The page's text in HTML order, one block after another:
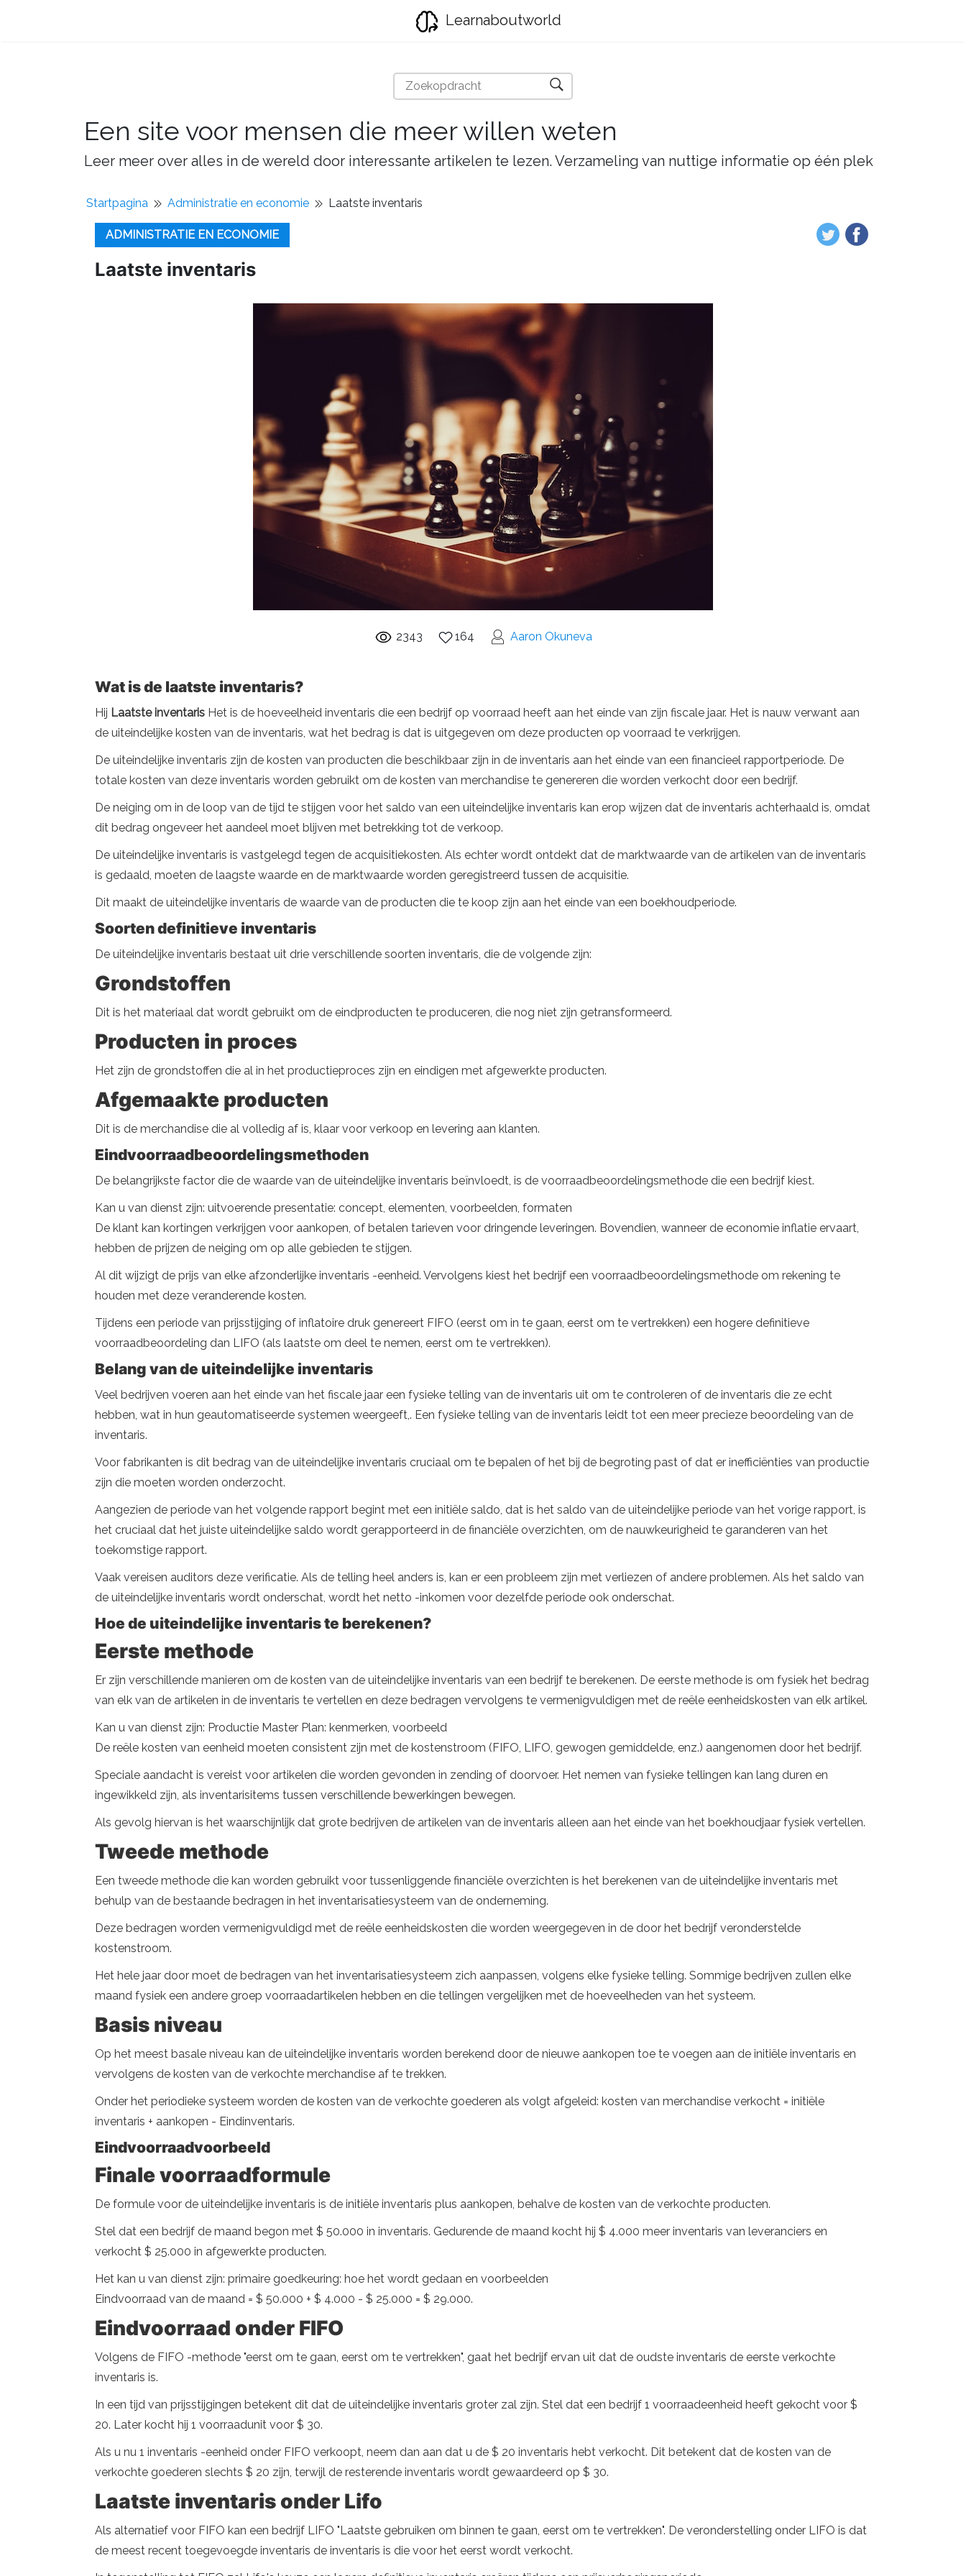
Learnaboutworld
Een site voor mensen die meer willen weten
Leer meer over alles in de wereld door interessante artikelen te lezen. Verzameling van nuttige informatie op één plek
Startpagina Administratie en economie Laatste inventaris
ADMINISTRATIE EN ECONOMIE
Laatste inventaris
2343 164 Aaron Okuneva
Wat is de laatste inventaris?
Hij Laatste inventaris Het is de hoeveelheid inventaris die een bedrijf op voorraad heeft aan het einde van zijn fiscale jaar. Het is nauw verwant aan
de uiteindelijke kosten van de inventaris, wat het bedrag is dat is uitgegeven om deze producten op voorraad te verkrijgen.
De uiteindelijke inventaris zijn de kosten van producten die beschikbaar zijn in de inventaris aan het einde van een financieel rapportperiode. De
totale kosten van deze inventaris worden gebruikt om de kosten van merchandise te genereren die worden verkocht door een bedrijf.
De neiging om in de loop van de tijd te stijgen voor het saldo van een uiteindelijke inventaris kan erop wijzen dat de inventaris achterhaald is, omdat
dit bedrag ongeveer het aandeel moet blijven met betrekking tot de verkoop.
De uiteindelijke inventaris is vastgelegd tegen de acquisitiekosten. Als echter wordt ontdekt dat de marktwaarde van de artikelen van de inventaris
is gedaald, moeten de laagste waarde en de marktwaarde worden geregistreerd tussen de acquisitie.
Dit maakt de uiteindelijke inventaris de waarde van de producten die te koop zijn aan het einde van een boekhoudperiode.
Soorten definitieve inventaris
De uiteindelijke inventaris bestaat uit drie verschillende soorten inventaris, die de volgende zijn:
Grondstoffen
Dit is het materiaal dat wordt gebruikt om de eindproducten te produceren, die nog niet zijn getransformeerd.
Producten in proces
Het zijn de grondstoffen die al in het productieproces zijn en eindigen met afgewerkte producten.
Afgemaakte producten
Dit is de merchandise die al volledig af is, klaar voor verkoop en levering aan klanten.
Eindvoorraadbeoordelingsmethoden
De belangrijkste factor die de waarde van de uiteindelijke inventaris beïnvloedt, is de voorraadbeoordelingsmethode die een bedrijf kiest.
Kan u van dienst zijn: uitvoerende presentatie: concept, elementen, voorbeelden, formaten
De klant kan kortingen verkrijgen voor aankopen, of betalen tarieven voor dringende leveringen. Bovendien, wanneer de economie inflatie ervaart,
hebben de prijzen de neiging om op alle gebieden te stijgen.
Al dit wijzigt de prijs van elke afzonderlijke inventaris -eenheid. Vervolgens kiest het bedrijf een voorraadbeoordelingsmethode om rekening te
houden met deze veranderende kosten.
Tijdens een periode van prijsstijging of inflatoire druk genereert FIFO (eerst om in te gaan, eerst om te vertrekken) een hogere definitieve
voorraadbeoordeling dan LIFO (als laatste om deel te nemen, eerst om te vertrekken).
Belang van de uiteindelijke inventaris
Veel bedrijven voeren aan het einde van het fiscale jaar een fysieke telling van de inventaris uit om te controleren of de inventaris die ze echt
hebben, wat in hun geautomatiseerde systemen weergeeft,. Een fysieke telling van de inventaris leidt tot een meer precieze beoordeling van de
inventaris.
Voor fabrikanten is dit bedrag van de uiteindelijke inventaris cruciaal om te bepalen of het bij de begroting past of dat er inefficiënties van productie
zijn die moeten worden onderzocht.
Aangezien de periode van het volgende rapport begint met een initiële saldo, dat is het saldo van de uiteindelijke periode van het vorige rapport, is
het cruciaal dat het juiste uiteindelijke saldo wordt gerapporteerd in de financiële overzichten, om de nauwkeurigheid te garanderen van het
toekomstige rapport.
Vaak vereisen auditors deze verificatie. Als de telling heel anders is, kan er een probleem zijn met verliezen of andere problemen. Als het saldo van
de uiteindelijke inventaris wordt onderschat, wordt het netto -inkomen voor dezelfde periode ook onderschat.
Hoe de uiteindelijke inventaris te berekenen?
Eerste methode
Er zijn verschillende manieren om de kosten van de uiteindelijke inventaris van een bedrijf te berekenen. De eerste methode is om fysiek het bedrag
van elk van de artikelen in de inventaris te vertellen en deze bedragen vervolgens te vermenigvuldigen met de reële eenheidskosten van elk artikel.
Kan u van dienst zijn: Productie Master Plan: kenmerken, voorbeeld
De reële kosten van eenheid moeten consistent zijn met de kostenstroom (FIFO, LIFO, gewogen gemiddelde, enz.) aangenomen door het bedrijf.
Speciale aandacht is vereist voor artikelen die worden gevonden in zending of doorvoer. Het nemen van fysieke tellingen kan lang duren en
ingewikkeld zijn, als inventarisitems tussen verschillende bewerkingen bewegen.
Als gevolg hiervan is het waarschijnlijk dat grote bedrijven de artikelen van de inventaris alleen aan het einde van het boekhoudjaar fysiek vertellen.
Tweede methode
Een tweede methode die kan worden gebruikt voor tussenliggende financiële overzichten is het berekenen van de uiteindelijke inventaris met
behulp van de bestaande bedragen in het inventarisatiesysteem van de onderneming.
Deze bedragen worden vermenigvuldigd met de reële eenheidskosten die worden weergegeven in de door het bedrijf veronderstelde
kostenstroom.
Het hele jaar door moet de bedragen van het inventarisatiesysteem zich aanpassen, volgens elke fysieke telling. Sommige bedrijven zullen elke
maand fysiek een andere groep voorraadartikelen hebben en die tellingen vergelijken met de hoeveelheden van het systeem.
Basis niveau
Op het meest basale niveau kan de uiteindelijke inventaris worden berekend door de nieuwe aankopen toe te voegen aan de initiële inventaris en
vervolgens de kosten van de verkochte merchandise af te trekken.
Onder het periodieke systeem worden de kosten van de verkochte goederen als volgt afgeleid: kosten van merchandise verkocht = initiële
inventaris + aankopen - Eindinventaris.
Eindvoorraadvoorbeeld
Finale voorraadformule
De formule voor de uiteindelijke inventaris is de initiële inventaris plus aankopen, behalve de kosten van de verkochte producten.
Stel dat een bedrijf de maand begon met $ 50.000 in inventaris. Gedurende de maand kocht hij $ 4.000 meer inventaris van leveranciers en
verkocht $ 25.000 in afgewerkte producten.
Het kan u van dienst zijn: primaire goedkeuring: hoe het wordt gedaan en voorbeelden
Eindvoorraad van de maand = $ 50.000 + $ 4.000 - $ 25.000 = $ 29.000.
Eindvoorraad onder FIFO
Volgens de FIFO -methode "eerst om te gaan, eerst om te vertrekken", gaat het bedrijf ervan uit dat de oudste inventaris de eerste verkochte
inventaris is.
In een tijd van prijsstijgingen betekent dit dat de uiteindelijke inventaris groter zal zijn. Stel dat een bedrijf 1 voorraadeenheid heeft gekocht voor $
20. Later kocht hij 1 voorraadunit voor $ 30.
Als u nu 1 inventaris -eenheid onder FIFO verkoopt, neem dan aan dat u de $ 20 inventaris hebt verkocht. Dit betekent dat de kosten van de
verkochte goederen slechts $ 20 zijn, terwijl de resterende inventaris wordt gewaardeerd op $ 30.
Laatste inventaris onder Lifo
Als alternatief voor FIFO kan een bedrijf LIFO "Laatste gebruiken om binnen te gaan, eerst om te vertrekken". De veronderstelling onder LIFO is dat
de meest recent toegevoegde inventaris de inventaris is die voor het eerst wordt verkocht.